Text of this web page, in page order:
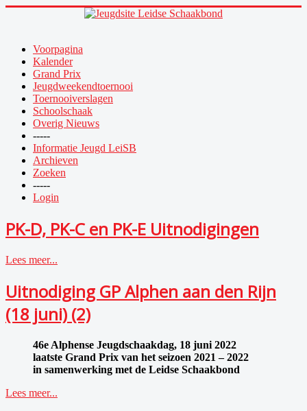
Voorpagina
Kalender
Grand Prix
Jeugdweekendtoernooi
Toernooiverslagen
Schoolschaak
Overig Nieuws
-----
Informatie Jeugd LeiSB
Archieven
Zoeken
-----
Login
PK-D, PK-C en PK-E Uitnodigingen
Lees meer...
Uitnodiging GP Alphen aan den Rijn
(18 juni) (2)
46e Alphense Jeugdschaakdag, 18 juni 2022
laatste Grand Prix van het seizoen 2021 – 2022
in samenwerking met de Leidse Schaakbond
Lees meer...